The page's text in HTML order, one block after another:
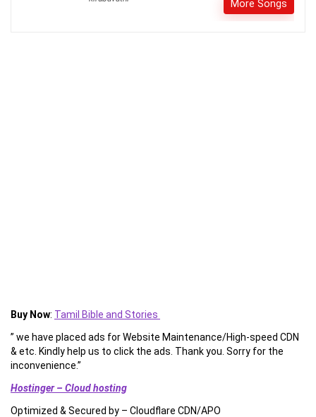
More Songs
Buy Now: Tamil Bible and Stories
” we have placed ads for Website Maintenance/High-speed CDN
& etc. Kindly help us to click the ads. Thank you. Sorry for the
inconvenience.”
Hostinger – Cloud hosting
Optimized & Secured by – Cloudflare CDN/APO